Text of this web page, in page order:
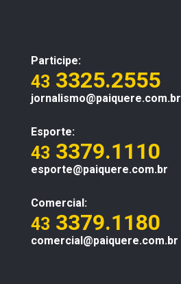
Participe:
43 3325.2555
jornalismo@paiquere.com.br
Esporte:
43 3379.1110
esporte@paiquere.com.br
Comercial:
43 3379.1180
comercial@paiquere.com.br